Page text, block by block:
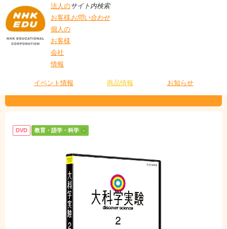
法人の
お客様
個人の
お客様
会社
情報
サイト内検索
お問い合わせ
イベント情報 商品情報 お知らせ
DVD 教育・語学・科学